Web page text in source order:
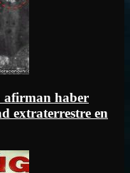
afirman haber
extraterrestre en